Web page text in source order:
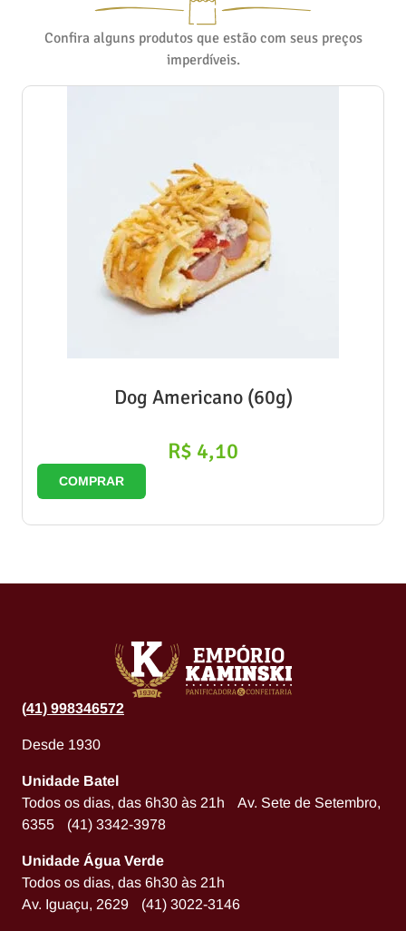
Confira alguns produtos que estão com seus preços
imperdíveis.
Dog Americano (60g)
R$ 4,10
COMPRAR
(41) 998346572
Desde 1930
Unidade Batel
Todos os dias, das 6h30 às 21h Av. Sete de Setembro,
6355 (41) 3342-3978
Unidade Água Verde
Todos os dias, das 6h30 às 21h
Av. Iguaçu, 2629 (41) 3022-3146